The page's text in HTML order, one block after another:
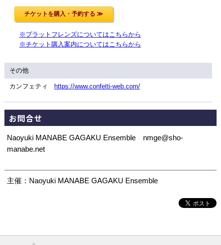
※プラットフレンズについてはこちらから
※チケット購入案内についてはこちらから
その他
カンフェティ https://www.confetti-web.com/
お問合せ
Naoyuki MANABE GAGAKU Ensemble nmge@sho-
manabe.net
主催：Naoyuki MANABE GAGAKU Ensemble